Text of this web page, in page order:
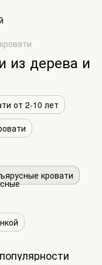
из дерева и
от 2-10 лет
кровати